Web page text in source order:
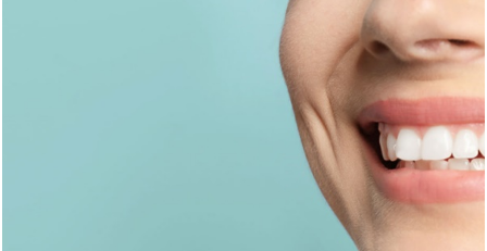
Φλεγμονη Δοντιων, Αιμορραγια Ουλων, Ουλιτιδα,